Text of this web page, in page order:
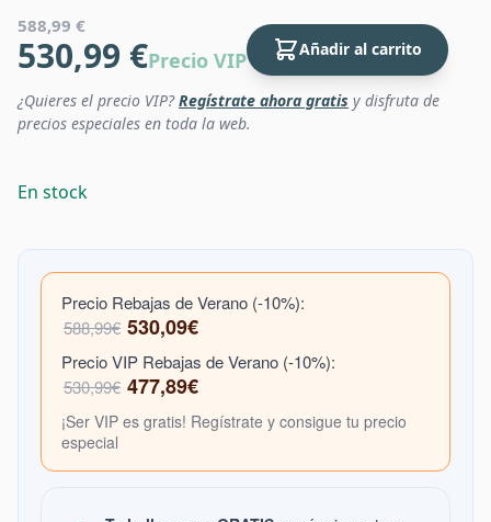
588,99 €
530,99 €Precio VIP Añadir al carrito
¿Quieres el precio VIP?Regístrate ahora gratis y disfruta de
precios especiales en toda la web.
En stock
Precio Rebajas de Verano (-10%):
588,99€ 530,09€
Precio VIP Rebajas de Verano (-10%):
530,99€ 477,89€
¡Ser VIP es gratis! Regístrate y consigue tu precio
especial